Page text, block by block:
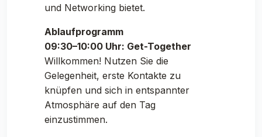
und Networking bietet.
Ablaufprogramm
09:30–10:00 Uhr: Get-Together
Willkommen! Nutzen Sie die
Gelegenheit, erste Kontakte zu
knüpfen und sich in entspannter
Atmosphäre auf den Tag
einzustimmen.